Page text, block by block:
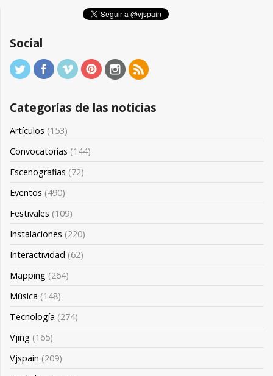
Social
Categorías de las noticias
Artículos (153)
Convocatorias (144)
Escenografias (72)
Eventos (490)
Festivales (109)
Instalaciones (220)
Interactividad (62)
Mapping (264)
Música (148)
Tecnología (274)
Vjing (165)
Vjspain (209)